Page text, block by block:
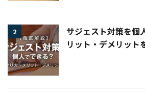
2
サジェスト対策を個
リット・デメリット